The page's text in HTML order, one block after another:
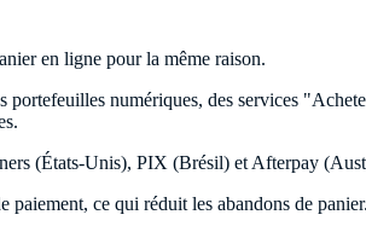
en ligne pour la même raison.
portefeuilles numériques, des services
(États-Unis), PIX (Brésil) et Afterpay
paiement, ce qui réduit les abandons de panier.